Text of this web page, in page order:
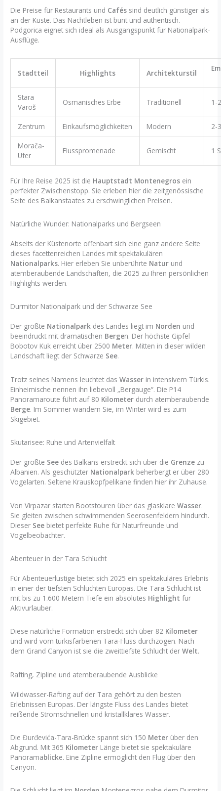
Die Preise für Restaurants und Cafés sind deutlich günstiger als
an der Küste. Das Nachtleben ist bunt und authentisch.
Podgorica eignet sich ideal als Ausgangspunkt für Nationalpark-
Ausflüge.
Stadtteil Highlights Architekturstil
Stara
Varoš
Osmanisches Erbe Traditionell 1-
Zentrum Einkaufsmöglichkeiten Modern 2-
Morača-
Ufer
Flusspromenade Gemischt 1
Für Ihre Reise 2025 ist die Hauptstadt Montenegros ein
perfekter Zwischenstopp. Sie erleben hier die zeitgenössische
Seite des Balkanstaates zu erschwinglichen Preisen.
Natürliche Wunder: Nationalparks und Bergseen
Abseits der Küstenorte offenbart sich eine ganz andere Seite
dieses facettenreichen Landes mit spektakulären
Nationalparks. Hier erleben Sie unberührte Natur und
atemberaubende Landschaften, die 2025 zu Ihren persönlichen
Highlights werden.
Durmitor Nationalpark und der Schwarze See
Der größte Nationalpark des Landes liegt im Norden und
beeindruckt mit dramatischen Bergen. Der höchste Gipfel
Bobotov Kuk erreicht über 2500 Meter. Mitten in dieser wilden
Landschaft liegt der Schwarze See.
Trotz seines Namens leuchtet dasWasser in intensivem Türkis.
Einheimische nennen ihn liebevoll „Bergauge“. Die P14
Panoramaroute führt auf 80 Kilometer durch atemberaubende
Berge. Im Sommer wandern Sie, im Winter wird es zum
Skigebiet.
Skutarisee: Ruhe und Artenvielfalt
Der größte See des Balkans erstreckt sich über die Grenze zu
Albanien. Als geschützter Nationalpark beherbergt er über 280
Vogelarten. Seltene Krauskopfpelikane finden hier ihr Zuhause.
Von Virpazar starten Bootstouren über das glasklareWasser.
Sie gleiten zwischen schwimmenden Seerosenfeldern hindurch.
Dieser See bietet perfekte Ruhe für Naturfreunde und
Vogelbeobachter.
Abenteuer in der Tara Schlucht
Für Abenteuerlustige bietet sich 2025 ein spektakuläres Erlebnis
in einer der tiefsten Schluchten Europas. Die Tara-Schlucht ist
mit bis zu 1.600 Metern Tiefe ein absolutes Highlight für
Aktivurlauber.
Diese natürliche Formation erstreckt sich über 82 Kilometer
und wird vom türkisfarbenen Tara-Fluss durchzogen. Nach
dem Grand Canyon ist sie die zweittiefste Schlucht derWelt.
Rafting, Zipline und atemberaubende Ausblicke
Wildwasser-Rafting auf der Tara gehört zu den besten
Erlebnissen Europas. Der längste Fluss des Landes bietet
reißende Stromschnellen und kristallklares Wasser.
Die Đurđevića-Tara-Brücke spannt sich 150 Meter über den
Abgrund. Mit 365 Kilometer Länge bietet sie spektakuläre
Panoramablicke. Eine Zipline ermöglicht den Flug über den
Canyon.